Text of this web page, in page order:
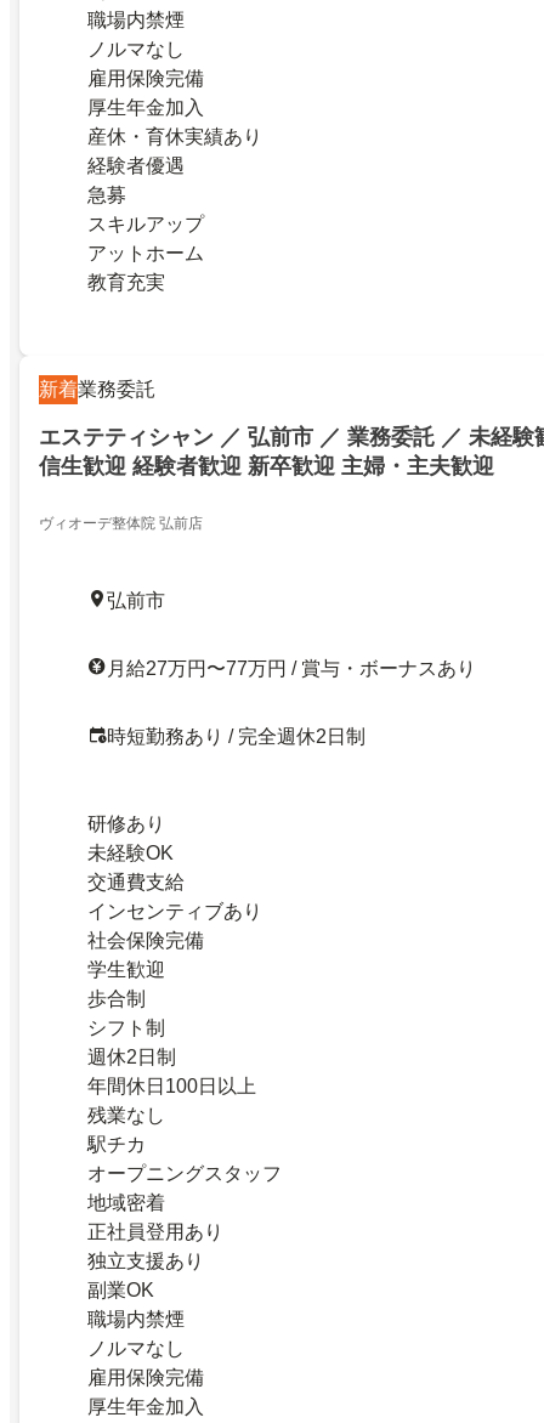
職場内禁煙
ノルマなし
雇用保険完備
厚生年金加入
産休・育休実績あり
経験者優遇
急募
スキルアップ
アットホーム
教育充実
新着業務委託
エステティシャン ／ 弘前市 ／ 業務委託 ／ 未経験
信生歓迎 経験者歓迎 新卒歓迎 主婦・主夫歓迎
ヴィオーデ整体院 弘前店
弘前市
月給27万円〜77万円 / 賞与・ボーナスあり
時短勤務あり / 完全週休2日制
研修あり
未経験OK
交通費支給
インセンティブあり
社会保険完備
学生歓迎
歩合制
シフト制
週休2日制
年間休日100日以上
残業なし
駅チカ
オープニングスタッフ
地域密着
正社員登用あり
独立支援あり
副業OK
職場内禁煙
ノルマなし
雇用保険完備
厚生年金加入